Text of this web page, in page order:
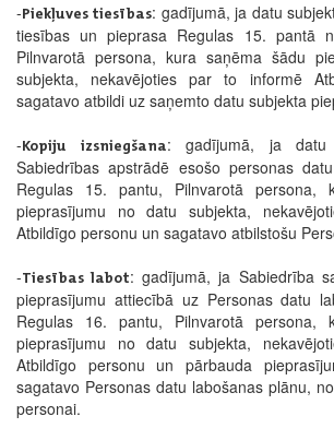
-Piekļuves tiesības: gadījumā, ja datu
tiesības un pieprasa Regulas 15. pantā
Pilnvarotā persona, kura saņēma šādu
subjekta, nekavējoties par to informē
sagatavo atbildi uz saņemto datu subjekta
-Kopiju izsniegšana: gadījumā, ja datu
Sabiedrības apstrādē esošo personas
Regulas 15. pantu, Pilnvarotā persona,
pieprasījumu no datu subjekta,
Atbildīgo personu un sagatavo atbilstošu
-Tiesības labot: gadījumā, ja Sabiedrība
pieprasījumu attiecībā uz Personas datu
Regulas 16. pantu, Pilnvarotā persona,
pieprasījumu no datu subjekta,
Atbildīgo personu un pārbauda
sagatavo Personas datu labošanas plānu,
personai.